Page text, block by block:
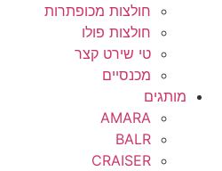
חולצות מכופתרות
חולצות פולו
טי שירט קצר
מכנסיים
מותגים
AMARA
BALR
CRAISER